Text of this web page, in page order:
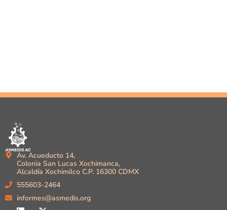
Av. Acueducto 14,
Colonia San Lucas Xochimanca,
Alcaldía Xochimilco C.P. 16300 CDMX
555603-2464
informes@asmedis.org